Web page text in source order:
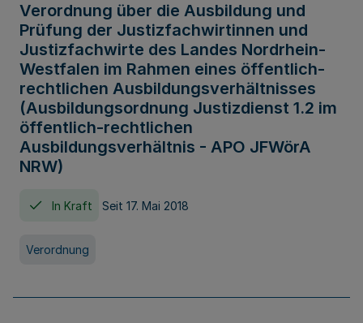
Verordnung über die Ausbildung und
Prüfung der Justizfachwirtinnen und
Justizfachwirte des Landes Nordrhein-
Westfalen im Rahmen eines öffentlich-
rechtlichen Ausbildungsverhältnisses
(Ausbildungsordnung Justizdienst 1.2 im
öffentlich-rechtlichen
Ausbildungsverhältnis - APO JFWörA
NRW)
In Kraft Seit 17. Mai 2018
Verordnung